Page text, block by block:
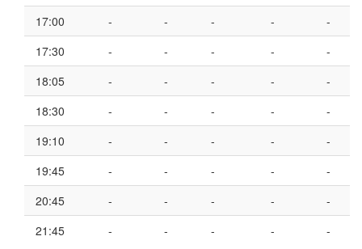
17:00
- - - -
-
17:30
- - - -
-
18:05
- - - -
-
18:30
- - - -
-
19:10
- - - -
-
19:45
- - - -
-
20:45
- - - -
-
21:45
- - - - -